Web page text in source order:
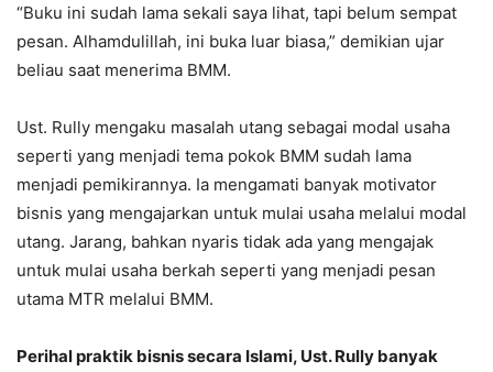
“Buku ini sudah lama sekali saya lihat, tapi belum sempat
pesan. Alhamdulillah, ini buka luar biasa,” demikian ujar
beliau saat menerima BMM.
Ust. Rully mengaku masalah utang sebagai modal usaha
seperti yang menjadi tema pokok BMM sudah lama
menjadi pemikirannya. Ia mengamati banyak motivator
bisnis yang mengajarkan untuk mulai usaha melalui modal
utang. Jarang, bahkan nyaris tidak ada yang mengajak
untuk mulai usaha berkah seperti yang menjadi pesan
utama MTR melalui BMM.
Perihal praktik bisnis secara Islami, Ust. Rully banyak